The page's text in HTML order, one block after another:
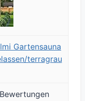
Gartensauna
terragrau